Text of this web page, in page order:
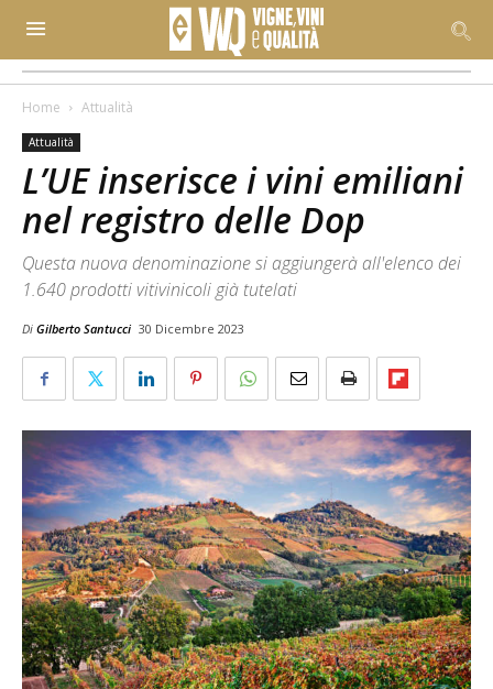
Home Attualità
Attualità
L’UE inserisce i vini emiliani
nel registro delle Dop
Questa nuova denominazione si aggiungerà all'elenco dei
1.640 prodotti vitivinicoli già tutelati
Di Gilberto Santucci 30 Dicembre 2023